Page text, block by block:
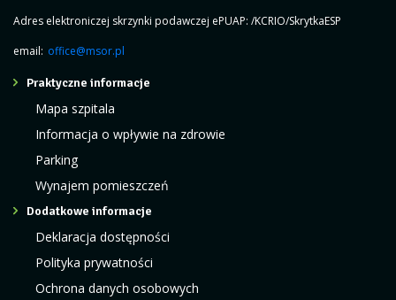
Adres elektroniczej skrzynki podawczej ePUAP: /KCRIO/SkrytkaESP
email: office@msor.pl
Praktyczne informacje
Mapa szpitala
Informacja o wpływie na zdrowie
Parking
Wynajem pomieszczeń
Dodatkowe informacje
Deklaracja dostępności
Polityka prywatności
Ochrona danych osobowych